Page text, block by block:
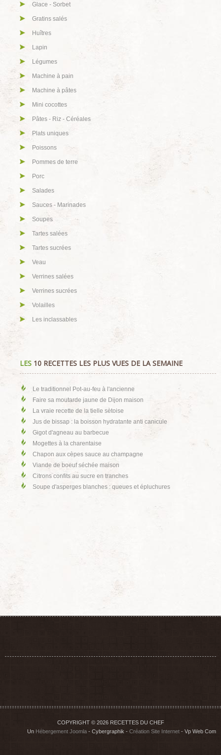
Glace - Sorbet
Gratins salés
Huîtres
Lapin
Légumes
Machine à pain
Machine à pâtes
Mini cocottes
Pâtes - Riz - Céréales
Plats uniques
Poissons
Pommes de terre
Porc
Salades
Sauces - Marinades
Soupes
Tartes salées
Tartes sucrées
Veau
Verrines salées
Verrines sucrées
Volailles
Les inclassables
LES 10 RECETTES LES PLUS VUES DE LA SEMAINE
Le traditionnel Pot-au-feu à l'ancienne
Faire sa moutarde jaune de Dijon maison
La vraie recette de la tielle sètoise
Jus de bissap : la boisson hydratante anti canicule
Gigot d'agneau au barbecue
Mogettes à la charentaise
Chapon aux cèpes sauce au champagne
Viande de boeuf séchée maison
Citrons confits au sucre en tranches
Soupe d'asperges blanches : queues et épluchures
COPYRIGHT © 2026 RECETTES DU CHEF
Un Hébergement Joomla - Cybergraphik - Création Site Internet - Vp Web Com